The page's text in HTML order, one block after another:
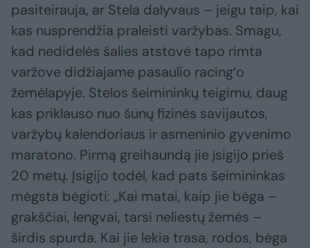
pasiteirauja, ar Stela dalyvaus – jeigu taip, kai
kas nusprendžia praleisti varžybas. Smagu,
kad nedidelės šalies atstovė tapo rimta
varžove didžiajame pasaulio racing‘o
žemėlapyje. Stelos šeimininkų teigimu, daug
kas priklauso nuo šunų fizinės savijautos,
varžybų kalendoriaus ir asmeninio gyvenimo
maratono. Pirmą greihaundą jie įsigijo prieš
20 metų. Įsigijo todėl, kad pats šeimininkas
mėgsta bėgioti: „Kai matai, kaip jie bėga –
grakščiai, lengvai, tarsi neliestų žemės –
širdis spurda. Kai jie lekia trasa, rodos, bėga